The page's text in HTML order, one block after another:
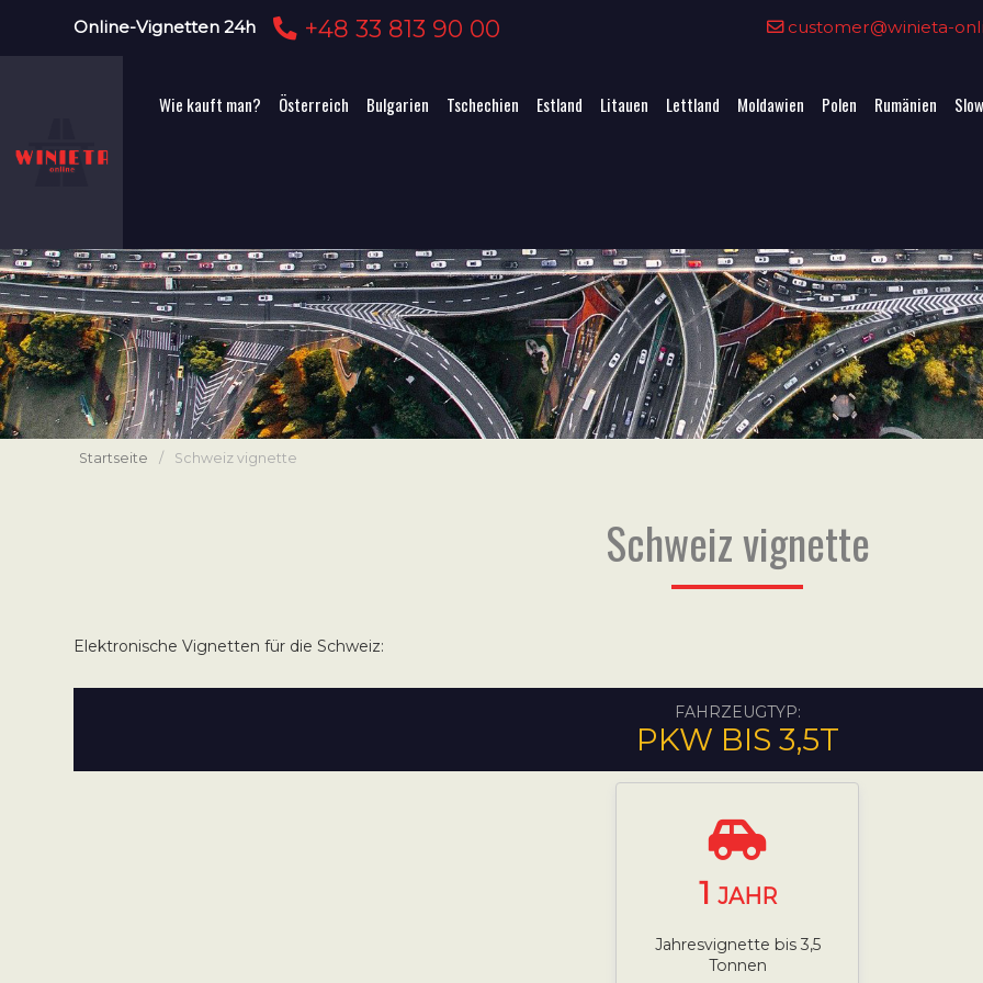
Online-Vignetten 24h +48 33 813 90 00 customer@winieta-
Wie kauft man? Österreich Bulgarien Tschechien Estland Litauen Lettland Moldawien Polen Rumänien
Startseite / Schweiz vignette
Schweiz vignette
Elektronische Vignetten für die Schweiz:
FAHRZEUGTYP:
PKW BIS 3,5T
1 JAHR
Jahresvignette bis 3,5
Tonnen